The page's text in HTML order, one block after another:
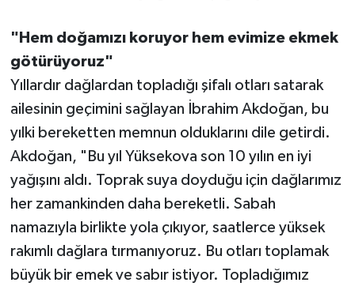
"Hem doğamızı koruyor hem evimize ekmek
götürüyoruz"
Yıllardır dağlardan topladığı şifalı otları satarak
ailesinin geçimini sağlayan İbrahim Akdoğan, bu
yılki bereketten memnun olduklarını dile getirdi.
Akdoğan, "Bu yıl Yüksekova son 10 yılın en iyi
yağışını aldı. Toprak suya doyduğu için dağlarımız
her zamankinden daha bereketli. Sabah
namazıyla birlikte yola çıkıyor, saatlerce yüksek
rakımlı dağlara tırmanıyoruz. Bu otları toplamak
büyük bir emek ve sabır istiyor. Topladığımız